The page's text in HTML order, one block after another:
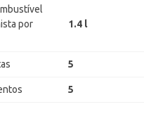
por
1.4 l
5
5